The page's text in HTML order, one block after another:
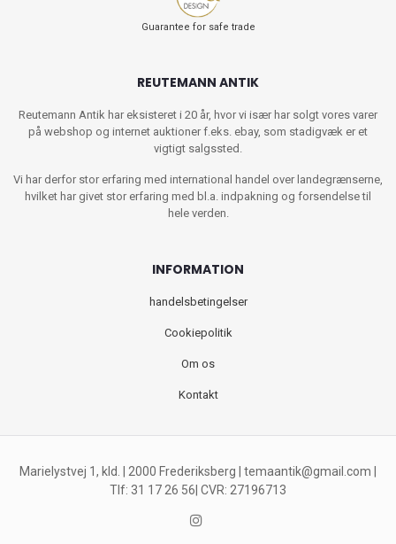
Guarantee for safe trade
REUTEMANN ANTIK
Reutemann Antik har eksisteret i 20 år, hvor vi især har solgt vores varer
på webshop og internet auktioner f.eks. ebay, som stadigvæk er et
vigtigt salgssted.
Vi har derfor stor erfaring med international handel over landegrænserne,
hvilket har givet stor erfaring med bl.a. indpakning og forsendelse til
hele verden.
INFORMATION
handelsbetingelser
Cookiepolitik
Om os
Kontakt
Marielystvej 1, kld. | 2000 Frederiksberg | temaantik@gmail.com
Tlf: 31 17 26 56| CVR: 27196713